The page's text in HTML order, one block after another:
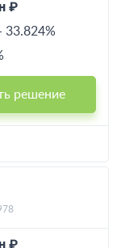
₽
33.824%
решение
₽